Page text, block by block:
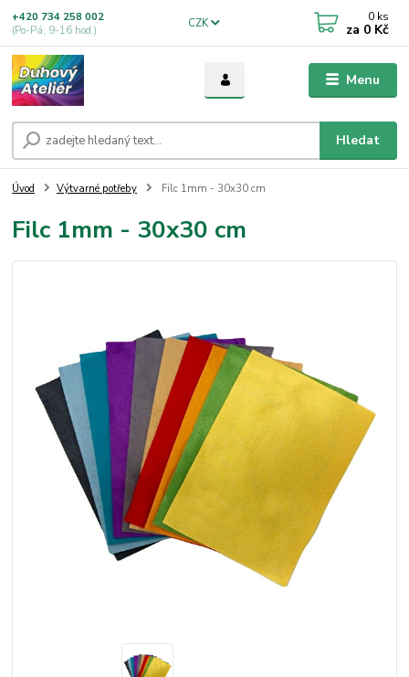
Menu
CZK
Hledat
+420 734 258 002
(Po-Pá, 9-16 hod.)
0 ks
za 0 Kč
Úvod Výtvarné potřeby Filc 1mm - 30x30 cm
Filc 1mm - 30x30 cm